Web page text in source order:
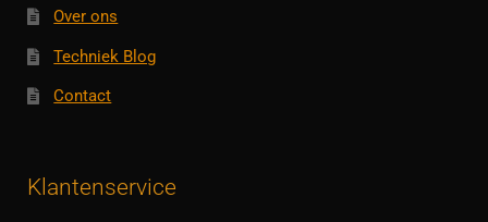
Over ons
Techniek Blog
Contact
Klantenservice